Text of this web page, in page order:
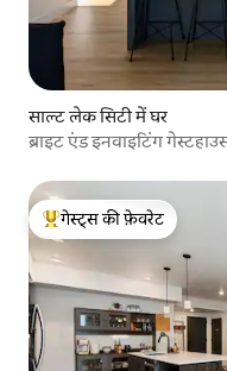
साल्ट लेक सिटी में घर
ब्राइट एंड इनवाइटिंग
गेस्ट्स का टॉप फ़ेवरेट
गेस्ट्स की फ़ेवरेट